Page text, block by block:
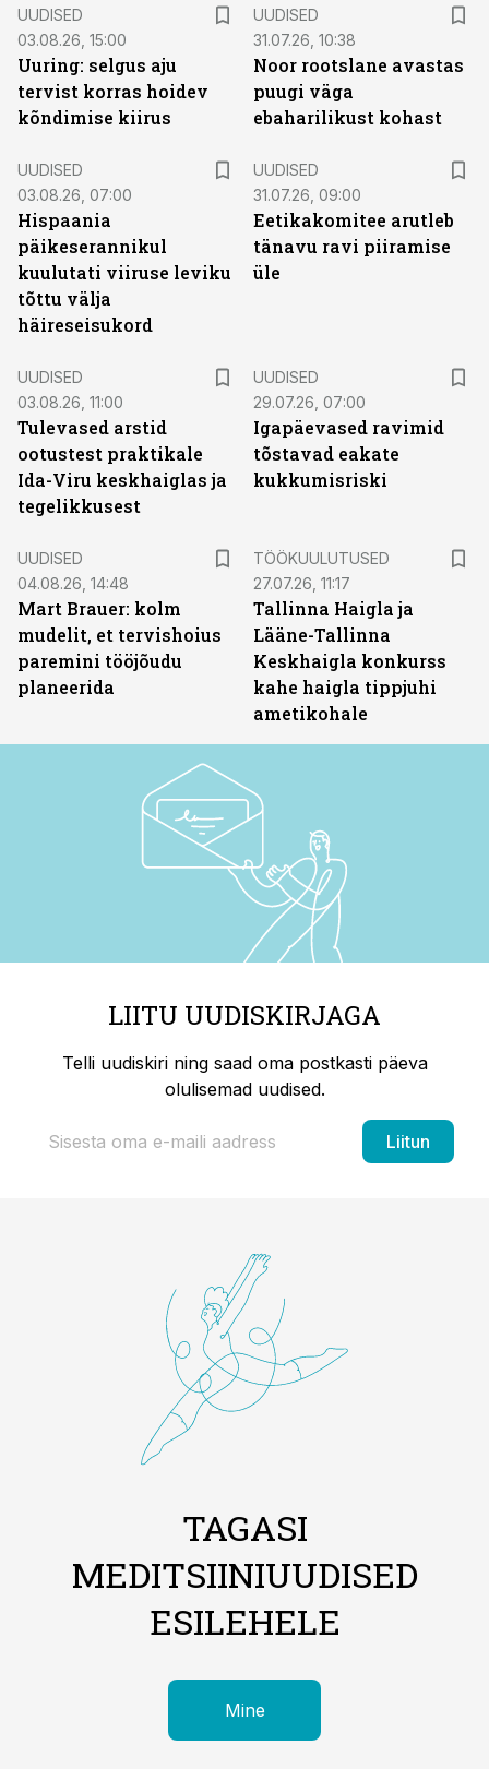
UUDISED
03.08.26, 15:00
Uuring: selgus aju
tervist korras hoidev
kõndimise kiirus
UUDISED
31.07.26, 10:38
Noor rootslane avastas
puugi väga
ebaharilikust kohast
UUDISED
03.08.26, 07:00
Hispaania
päikeserannikul
kuulutati viiruse leviku
tõttu välja
häireseisukord
UUDISED
31.07.26, 09:00
Eetikakomitee arutleb
tänavu ravi piiramise
üle
UUDISED
03.08.26, 11:00
Tulevased arstid
ootustest praktikale
Ida-Viru keskhaiglas ja
tegelikkusest
UUDISED
29.07.26, 07:00
Igapäevased ravimid
tõstavad eakate
kukkumisriski
UUDISED
04.08.26, 14:48
Mart Brauer: kolm
mudelit, et tervishoius
paremini tööjõudu
planeerida
TÖÖKUULUTUSED
27.07.26, 11:17
Tallinna Haigla ja
Lääne-Tallinna
Keskhaigla konkurss
kahe haigla tippjuhi
ametikohale
LIITU UUDISKIRJAGA
Telli uudiskiri ning saad oma postkasti päeva
olulisemad uudised.
Liitun
TAGASI
MEDITSIINIUUDISED
ESILEHELE
Mine